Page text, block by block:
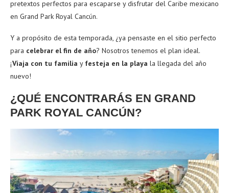
pretextos perfectos para escaparse y disfrutar del Caribe mexicano
en Grand Park Royal Cancún.
Y a propósito de esta temporada, ¿ya pensaste en el sitio perfecto
para celebrar el fin de año? Nosotros tenemos el plan ideal.
¡Viaja con tu familia y festeja en la playa la llegada del año
nuevo!
¿QUÉ ENCONTRARÁS EN GRAND
PARK ROYAL CANCÚN?